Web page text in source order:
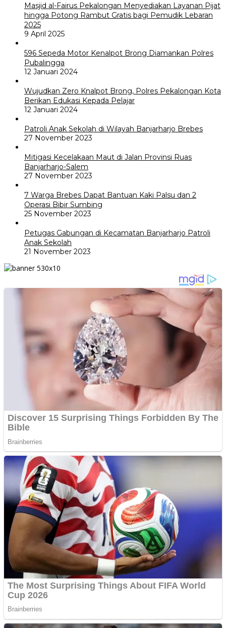
Masjid al-Fairus Pekalongan Menyediakan Layanan Pijat
hingga Potong Rambut Gratis bagi Pemudik Lebaran
2025
9 April 2025
596 Sepeda Motor Kenalpot Brong Diamankan Polres
Pubalingga
12 Januari 2024
Wujudkan Zero Knalpot Brong, Polres Pekalongan Kota
Berikan Edukasi Kepada Pelajar
12 Januari 2024
Patroli Anak Sekolah di Wilayah Banjarharjo Brebes
27 November 2023
Mitigasi Kecelakaan Maut di Jalan Provinsi Ruas
Banjarharjo-Salem
27 November 2023
7 Warga Brebes Dapat Bantuan Kaki Palsu dan 2
Operasi Bibir Sumbing
25 November 2023
Petugas Gabungan di Kecamatan Banjarharjo Patroli
Anak Sekolah
21 November 2023